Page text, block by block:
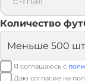
Количество
Я соглашаюсь с
Даю согласие на